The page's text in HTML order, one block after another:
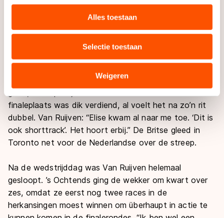
personaliseren, socialmediafuncties te bieden en
websiteverkeer te analyseren. We delen informatie over
uw gebruik van onze site met onze partners voor social
combineren met andere gegevens die u aan hen heeft
verstrekt of die zij hebben verzameld via hun services.
Sommige partners kunnen gegevens doorgeven aan
landen buiten de EU, zoals de VS, waar mogelijk geen
adequaat beschermingsniveau geldt volgens de GDPR.
Door op ‘Toestaan’ te klikken, stemt u in met deze
overdracht. Meer informatie vindt u in ons cookiebeleid .
Alles toestaan
Selectie toestaan
Weigeren
Ruijven. “Ik had echt zin om te racen. Als de helft dan
valt is het een anti-climax.”
tegenstelling tot die andere keer dat ze een
wereldbekermedaille won. Toen greep ze met de ploeg
finaleplaats was dik verdiend, al voelt het na zo’n rit
dubbel. Van Ruijven: “Elise kwam al naar me toe. ‘Dit is
ook shorttrack’. Het hoort erbij.” De Britse gleed in
Toronto net voor de Nederlandse over de streep.
Na de wedstrijddag was Van Ruijven helemaal
gesloopt. ’s Ochtends ging de wekker om kwart over
zes, omdat ze eerst nog twee races in de
herkansingen moest winnen om überhaupt in actie te